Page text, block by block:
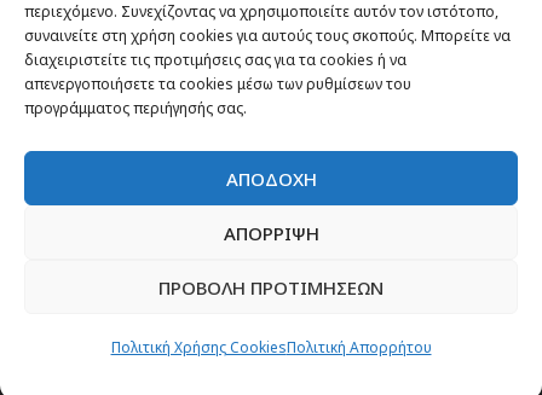
περιεχόμενο. Συνεχίζοντας να χρησιμοποιείτε αυτόν τον ιστότοπο,
συναινείτε στη χρήση cookies για αυτούς τους σκοπούς. Μπορείτε να
διαχειριστείτε τις προτιμήσεις σας για τα cookies ή να
απενεργοποιήσετε τα cookies μέσω των ρυθμίσεων του
προγράμματος περιήγησής σας.
ΑΠΟΔΟΧΗ
ΑΠΟΡΡΙΨΗ
ΠΡΟΒΟΛΗ ΠΡΟΤΙΜΗΣΕΩΝ
Πολιτική Χρήσης CookiesΠολιτική Απορρήτου
Newsletter
“H μόνη επένδυση από την οποία δεν έχεις